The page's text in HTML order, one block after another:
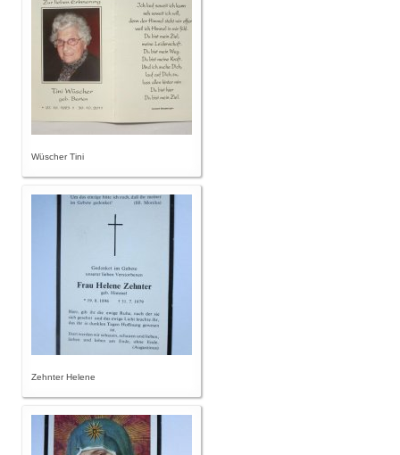
Wüscher Tini
Zehnter Helene